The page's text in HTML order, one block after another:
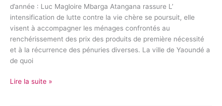
d’année : Luc Magloire Mbarga Atangana rassure L’
intensification de lutte contre la vie chère se poursuit, elle
visent à accompagner les ménages confrontés au
renchérissement des prix des produits de première nécessité
et à la récurrence des pénuries diverses. La ville de Yaoundé a
de quoi
rassure
Lire la suite »